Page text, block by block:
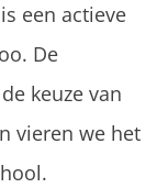
een actieve
De
keuze van
vieren we het